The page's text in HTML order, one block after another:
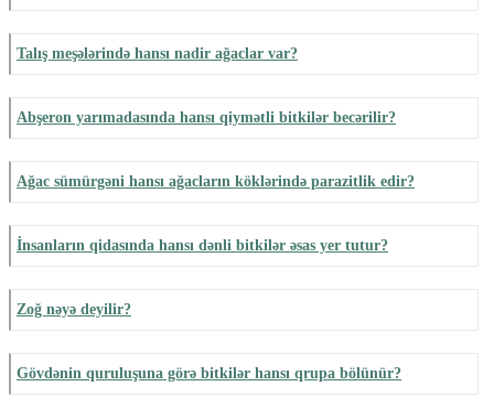
Talış meşələrində hansı nadir ağaclar var?
Abşeron yarımadasında hansı qiymətli bitkilər becərilir?
Ağac sümürgəni hansı ağacların köklərində parazitlik edir?
İnsanların qidasında hansı dənli bitkilər əsas yer tutur?
Zoğ nəyə deyilir?
Gövdənin quruluşuna görə bitkilər hansı qrupa bölünür?